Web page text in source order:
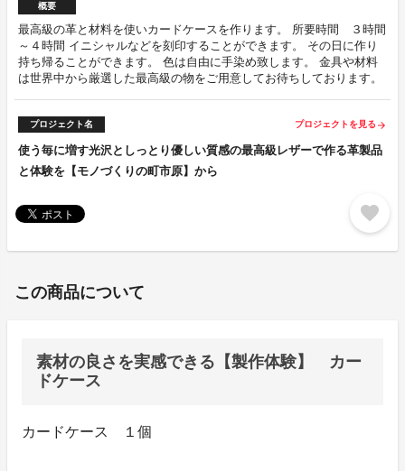
概要
最高級の革と材料を使いカードケースを作ります。 所要時間 ３時間
～４時間 イニシャルなどを刻印することができます。 その日に作り
持ち帰ることができます。 色は自由に手染め致します。 金具や材料
は世界中から厳選した最高級の物をご用意してお待ちしております。
プロジェクト名 プロジェクトを見る arrow_forward
使う毎に増す光沢としっとり優しい質感の最高級レザーで作る革製品
と体験を【モノづくりの町市原】から
favorite
この商品について
素材の良さを実感できる【製作体験】 カー
ドケース
カードケース １個